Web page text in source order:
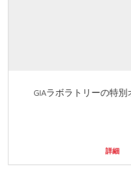
GIAラボラトリーの特
詳細